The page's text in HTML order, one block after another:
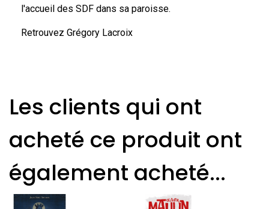
l'accueil des SDF dans sa paroisse.
Retrouvez Grégory Lacroix
Les clients qui ont
acheté ce produit ont
également acheté...